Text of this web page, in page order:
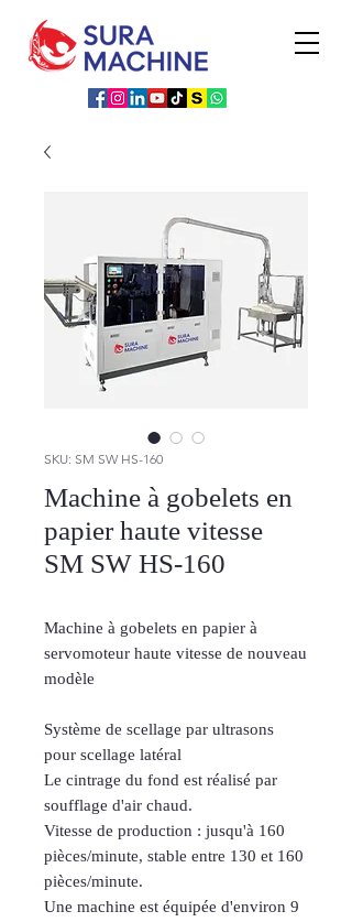
SKU: SM SW HS-160
Machine à gobelets en
papier haute vitesse
SM SW HS-160
Machine à gobelets en papier à
servomoteur haute vitesse de nouveau
modèle
Système de scellage par ultrasons
pour scellage latéral
Le cintrage du fond est réalisé par
soufflage d'air chaud.
Vitesse de production : jusqu'à 160
pièces/minute, stable entre 130 et 160
pièces/minute.
Une machine est équipée d'environ 9